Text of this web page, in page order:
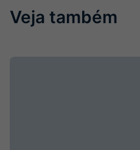
Veja também